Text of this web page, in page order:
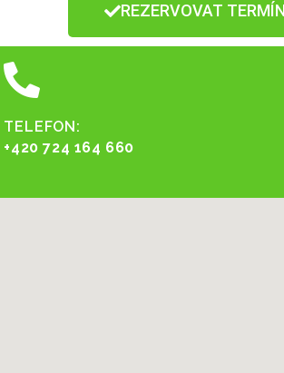
REZERVOVAT
TELEFON:
+420 724 164 660